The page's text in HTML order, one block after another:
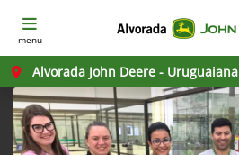
menu
Alvorada John Deere - Uruguaiana